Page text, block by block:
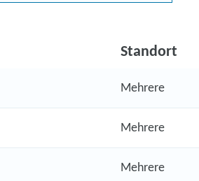
Standort
Mehrere
Mehrere
Mehrere